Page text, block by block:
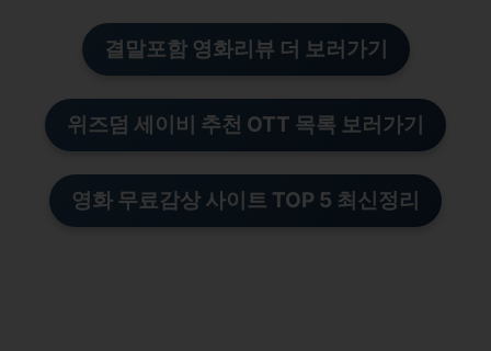
결말포함 영화리뷰 더 보러가기
위즈덤 세이비 추천 OTT 목록 보러가기
영화 무료감상 사이트 TOP 5 최신정리